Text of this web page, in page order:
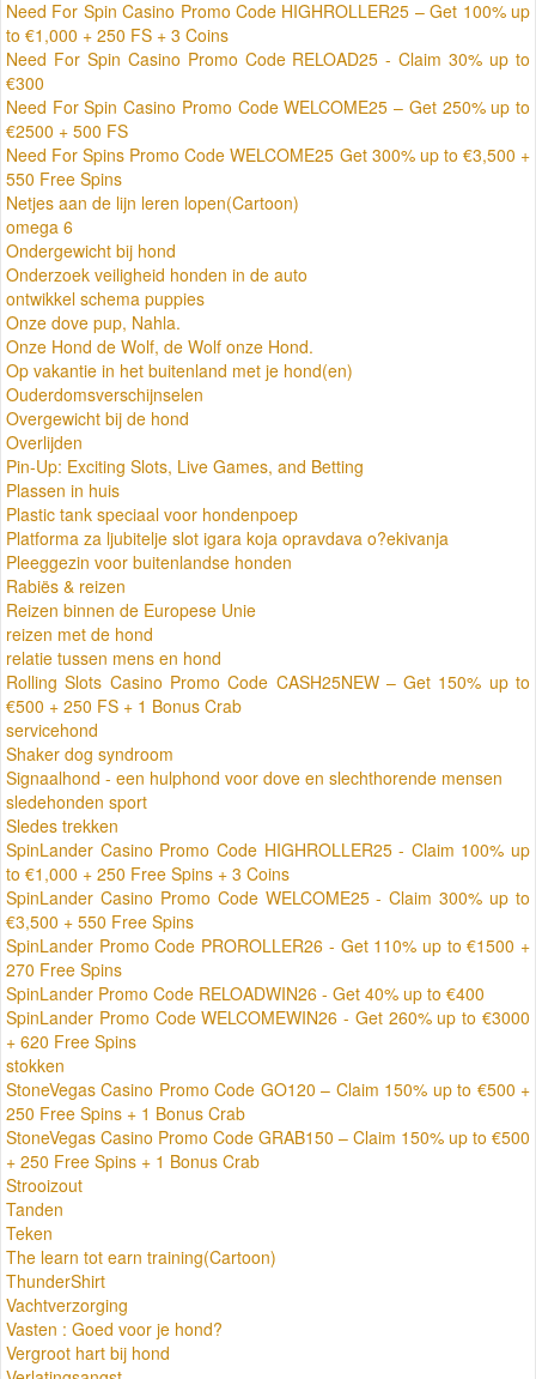
Need For Spin Casino Promo Code HIGHROLLER25 – Get 100% up
to €1,000 + 250 FS + 3 Coins
Need For Spin Casino Promo Code RELOAD25 - Claim 30% up to
€300
Need For Spin Casino Promo Code WELCOME25 – Get 250% up to
€2500 + 500 FS
Need For Spins Promo Code WELCOME25 Get 300% up to €3,500 +
550 Free Spins
Netjes aan de lijn leren lopen(Cartoon)
omega 6
Ondergewicht bij hond
Onderzoek veiligheid honden in de auto
ontwikkel schema puppies
Onze dove pup, Nahla.
Onze Hond de Wolf, de Wolf onze Hond.
Op vakantie in het buitenland met je hond(en)
Ouderdomsverschijnselen
Overgewicht bij de hond
Overlijden
Pin-Up: Exciting Slots, Live Games, and Betting
Plassen in huis
Plastic tank speciaal voor hondenpoep
Platforma za ljubitelje slot igara koja opravdava o?ekivanja
Pleeggezin voor buitenlandse honden
Rabiës & reizen
Reizen binnen de Europese Unie
reizen met de hond
relatie tussen mens en hond
Rolling Slots Casino Promo Code CASH25NEW – Get 150% up to
€500 + 250 FS + 1 Bonus Crab
servicehond
Shaker dog syndroom
Signaalhond - een hulphond voor dove en slechthorende mensen
sledehonden sport
Sledes trekken
SpinLander Casino Promo Code HIGHROLLER25 - Claim 100% up
to €1,000 + 250 Free Spins + 3 Coins
SpinLander Casino Promo Code WELCOME25 - Claim 300% up to
€3,500 + 550 Free Spins
SpinLander Promo Code PROROLLER26 - Get 110% up to €1500 +
270 Free Spins
SpinLander Promo Code RELOADWIN26 - Get 40% up to €400
SpinLander Promo Code WELCOMEWIN26 - Get 260% up to €3000
+ 620 Free Spins
stokken
StoneVegas Casino Promo Code GO120 – Claim 150% up to €500 +
250 Free Spins + 1 Bonus Crab
StoneVegas Casino Promo Code GRAB150 – Claim 150% up to €500
+ 250 Free Spins + 1 Bonus Crab
Strooizout
Tanden
Teken
The learn tot earn training(Cartoon)
ThunderShirt
Vachtverzorging
Vasten : Goed voor je hond?
Vergroot hart bij hond